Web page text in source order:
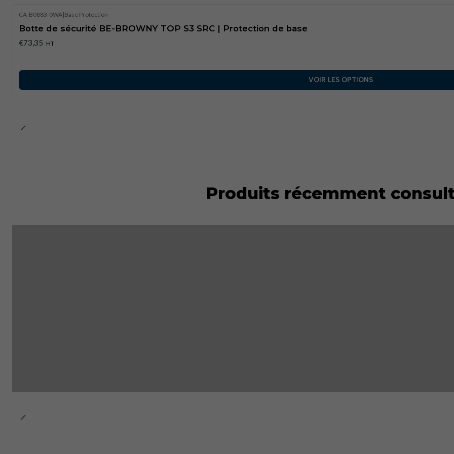
CA-B0883-0WA|Base Protection
Botte de sécurité BE-BROWNY TOP S3 SRC | Protection de base
€73,35 HT
VOIR LES OPTIONS
Produits récemment